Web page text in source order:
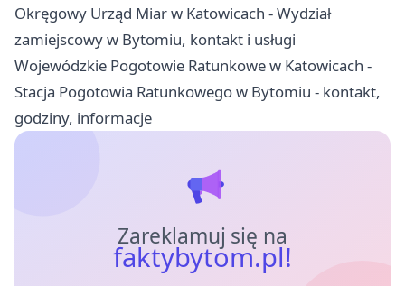
Okręgowy Urząd Miar w Katowicach - Wydział
zamiejscowy w Bytomiu, kontakt i usługi
Wojewódzkie Pogotowie Ratunkowe w Katowicach -
Stacja Pogotowia Ratunkowego w Bytomiu - kontakt,
godziny, informacje
Zareklamuj się na
faktybytom.pl!